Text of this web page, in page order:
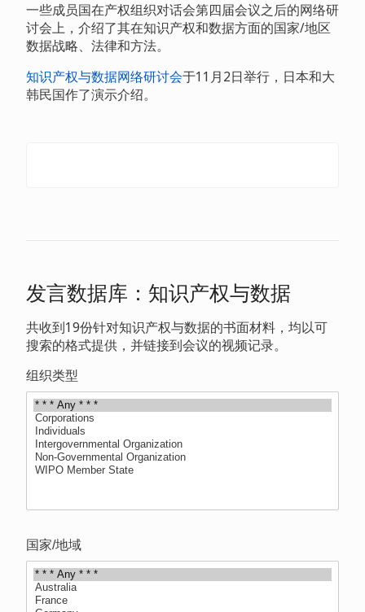
一些成员国在产权组织对话会第四届会议之后的网络研
讨会上，介绍了其在知识产权和数据方面的国家/地区
数据战略、法律和方法。
知识产权与数据网络研讨会于11月2日举行，日本和大
韩民国作了演示介绍。
发言数据库：知识产权与数据
共收到19份针对知识产权与数据的书面材料，均以可
搜索的格式提供，并链接到会议的视频记录。
组织类型
国家/地域